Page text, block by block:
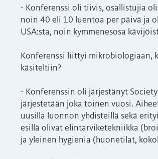
- Konferenssi oli tiivis, osallistujia
noin 40 eli 10 luentoa per päivä ja
USA:sta, noin kymmenesosa
Konferenssi liittyi mikrobiologiaan,
käsiteltiin?
- Konferenssin oli järjestänyt
järjestetään joka toinen vuosi.
uusilla luonnon yhdisteillä sekä
esillä olivat elintarviketekniikka
ja yleinen hygienia (huonetilat,